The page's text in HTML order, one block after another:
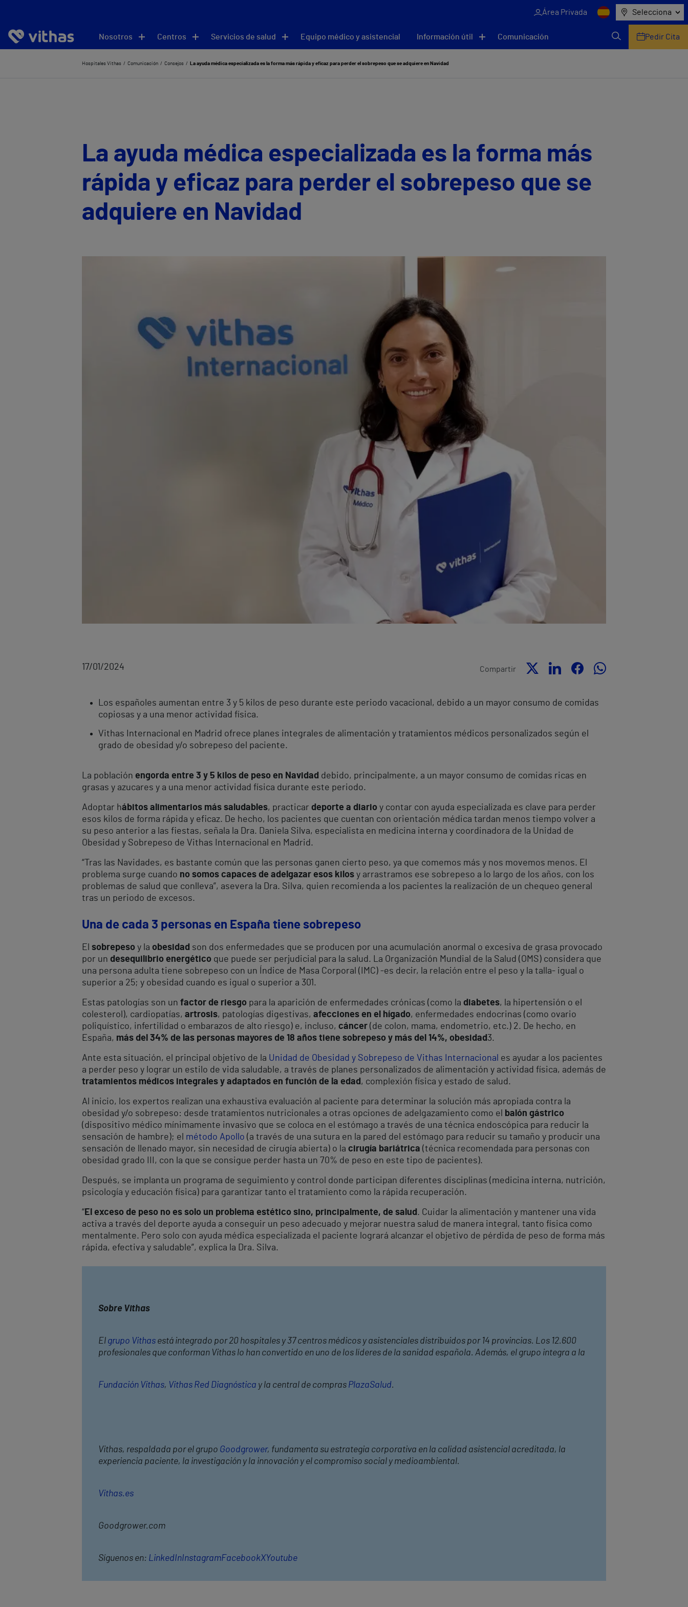
Área Privada Selecciona
Nosotros Centros Servicios de salud Equipo médico y asistencial Información útil Comunicación Pedir Cita
Hospitales Vithas Comunicación Consejos La ayuda médica especializada es la forma más rápida y eficaz para perder el sobrepeso que se adquiere en Navidad
La ayuda médica especializada es la forma más
rápida y eficaz para perder el sobrepeso que se
adquiere en Navidad
17/01/2024 Compartir
Los españoles aumentan entre 3 y 5 kilos de peso durante este periodo vacacional, debido a un mayor consumo de comidas
copiosas y a una menor actividad física.
Vithas Internacional en Madrid ofrece planes integrales de alimentación y tratamientos médicos personalizados según el
grado de obesidad y/o sobrepeso del paciente.
La población engorda entre 3 y 5 kilos de peso en Navidad debido, principalmente, a un mayor consumo de comidas ricas en
grasas y azucares y a una menor actividad física durante este periodo.
Adoptar hábitos alimentarios más saludables, practicar deporte a diario y contar con ayuda especializada es clave para perder
esos kilos de forma rápida y eficaz. De hecho, los pacientes que cuentan con orientación médica tardan menos tiempo volver a
su peso anterior a las fiestas, señala la Dra. Daniela Silva, especialista en medicina interna y coordinadora de la Unidad de
Obesidad y Sobrepeso de Vithas Internacional en Madrid.
“Tras las Navidades, es bastante común que las personas ganen cierto peso, ya que comemos más y nos movemos menos. El
problema surge cuando no somos capaces de adelgazar esos kilos y arrastramos ese sobrepeso a lo largo de los años, con los
problemas de salud que conlleva”, asevera la Dra. Silva, quien recomienda a los pacientes la realización de un chequeo general
tras un periodo de excesos.
Una de cada 3 personas en España tiene sobrepeso
El sobrepeso y la obesidad son dos enfermedades que se producen por una acumulación anormal o excesiva de grasa provocado
por un desequilibrio energético que puede ser perjudicial para la salud. La Organización Mundial de la Salud (OMS) considera que
una persona adulta tiene sobrepeso con un Índice de Masa Corporal (IMC) -es decir, la relación entre el peso y la talla- igual o
superior a 25; y obesidad cuando es igual o superior a 301 .
Estas patologías son un factor de riesgo para la aparición de enfermedades crónicas (como la diabetes, la hipertensión o el
colesterol), cardiopatías, artrosis, patologías digestivas, afecciones en el hígado, enfermedades endocrinas (como ovario
poliquístico, infertilidad o embarazos de alto riesgo) e, incluso, cáncer (de colon, mama, endometrio, etc.) 2. De hecho, en
España, más del 34% de las personas mayores de 18 años tiene sobrepeso y más del 14%, obesidad 3.
Ante esta situación, el principal objetivo de la Unidad de Obesidad y Sobrepeso de Vithas Internacional es ayudar a los pacientes
a perder peso y lograr un estilo de vida saludable, a través de planes personalizados de alimentación y actividad física, además de
tratamientos médicos integrales y adaptados en función de la edad , complexión física y estado de salud.
Al inicio, los expertos realizan una exhaustiva evaluación al paciente para determinar la solución más apropiada contra la
obesidad y/o sobrepeso: desde tratamientos nutricionales a otras opciones de adelgazamiento como el
balón gástrico
(dispositivo médico mínimamente invasivo que se coloca en el estómago a través de una técnica endoscópica para reducir la
sensación de hambre); el método Apollo (a través de una sutura en la pared del estómago para reducir su tamaño y producir una
sensación de llenado mayor, sin necesidad de cirugía abierta) o la cirugía bariátrica (técnica recomendada para personas con
obesidad grado III, con la que se consigue perder hasta un 70% de peso en este tipo de pacientes).
Después, se implanta un programa de seguimiento y control donde participan diferentes disciplinas (medicina interna, nutrición,
psicología y educación física) para garantizar tanto el tratamiento como la rápida recuperación.
“El exceso de peso no es solo un problema estético sino, principalmente, de salud . Cuidar la alimentación y mantener una vida
activa a través del deporte ayuda a conseguir un peso adecuado y mejorar nuestra salud de manera integral, tanto física como
mentalmente. Pero solo con ayuda médica especializada el paciente logrará alcanzar el objetivo de pérdida de peso de forma más
rápida, efectiva y saludable”, explica la Dra. Silva.
Sobre Vithas
El grupo Vithas está integrado por 20 hospitales y 37 centros médicos y asistenciales distribuidos por 14 provincias. Los 12.600
profesionales que conforman Vithas lo han convertido en uno de los líderes de la sanidad española. Además, el grupo integra a la
Fundación Vithas, Vithas Red Diagnóstica y la central de compras PlazaSalud.
Vithas, respaldada por el grupo Goodgrower, fundamenta su estrategia corporativa en la calidad asistencial acreditada, la
experiencia paciente, la investigación y la innovación y el compromiso social y medioambiental.
Vithas.es
Goodgrower.com
Síguenos en: LinkedInInstagramFacebookXYoutube